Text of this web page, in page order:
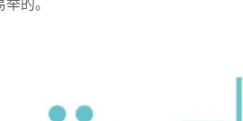
的。